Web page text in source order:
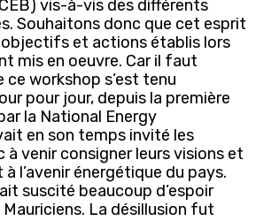
vis-à-vis des différents
Souhaitons donc que cet esprit
objectifs et actions établis lors
mis en oeuvre. Car il faut
ce workshop s’est tenu
pour jour, depuis la première
la National Energy
en son temps invité les
à venir consigner leurs visions et
l’avenir énergétique du pays.
suscité beaucoup d’espoir
La désillusion fut